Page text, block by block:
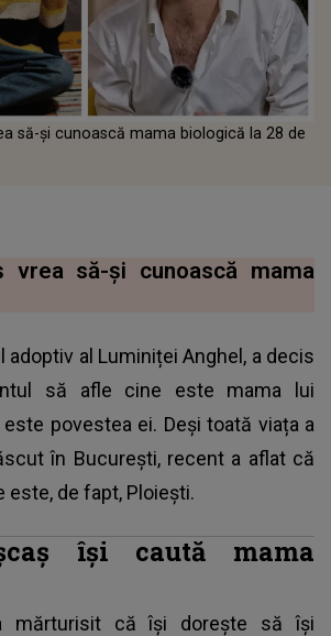
să-și cunoască mama biologică la 28 de
vrea să-și cunoască mama
adoptiv al Luminiței Anghel, a decis
să afle cine este mama lui
povestea ei. Deși toată viața a
în București, recent a aflat că
este, de fapt, Ploiești.
își caută mama
că își dorește să își